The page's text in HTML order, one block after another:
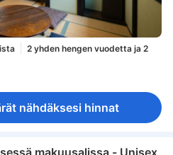
2 yhden hengen vuodetta ja 2
nähdäksesi hinnat
makuusalissa - Unisex